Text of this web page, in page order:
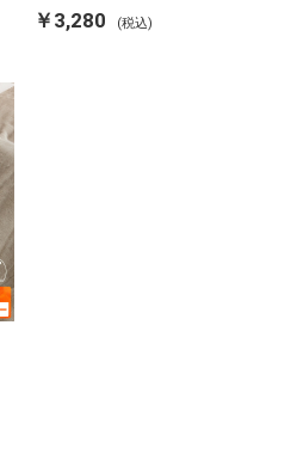
使える 軽い 丸洗い 断熱 保温 抗
菌防臭 洗える 防ダニ 軽量 ホコ
￥3,280 (税込)